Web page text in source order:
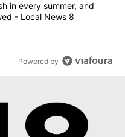
cash in every
in every summer, and
- Local News 8
Powered by